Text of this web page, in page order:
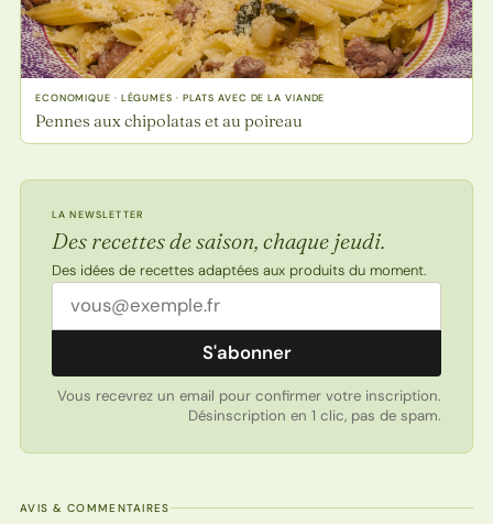
ECONOMIQUE · LÉGUMES · PLATS AVEC DE LA VIANDE
Pennes aux chipolatas et au poireau
LA NEWSLETTER
Des recettes de saison, chaque jeudi.
Des idées de recettes adaptées aux produits du moment.
Adresse email
S'abonner
Vous recevrez un email pour confirmer votre inscription.
Désinscription en 1 clic, pas de spam.
AVIS & COMMENTAIRES